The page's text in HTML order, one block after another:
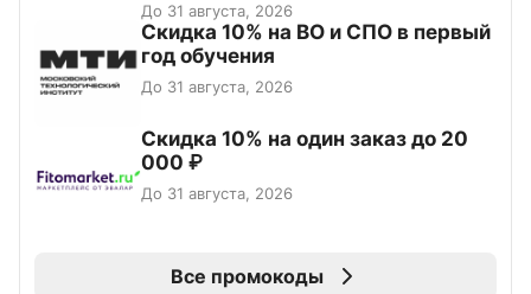
До 31 августа, 2026
Скидка 10% на ВО и СПО в первый
год обучения
До 31 августа, 2026
Скидка 10% на один заказ до 20
000 ₽
До 31 августа, 2026
Все промокоды